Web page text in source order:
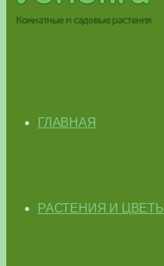
ГЛАВНАЯ
РАСТЕНИЯ И ЦВЕТЫ